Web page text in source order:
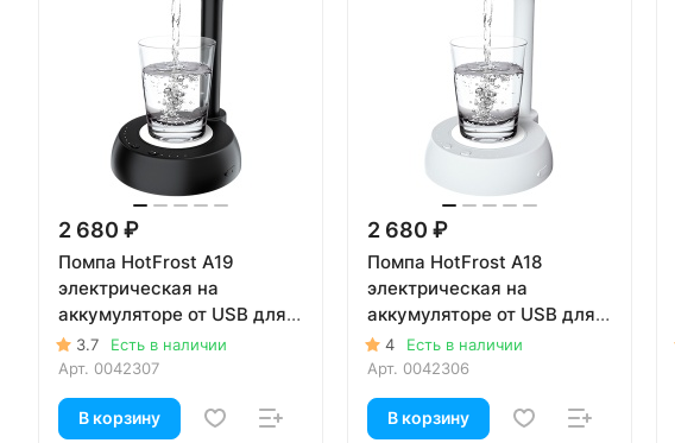
2 680 ₽
Помпа HotFrost A19
электрическая на
аккумуляторе от USB для
5-19л бутылей, черная (в
коробке)
3.7
Есть в наличии
Арт. 0042307
В корзину
2 680 ₽
Помпа HotFrost A18
электрическая на
аккумуляторе от USB для
5-19л бутылей, белая (в
коробке)
4
Есть в наличии
Арт. 0042306
В корзину